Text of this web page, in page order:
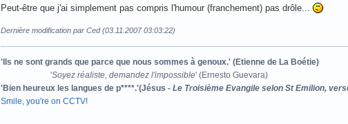
Peut-être que j'ai simplement pas compris l'humour (franchement) pas drôle...
Dernière modification par Ced (03.11.2007 03:03:22)
'Ils ne sont grands que parce que nous sommes à genoux.' (Etienne de La Boétie)
'Soyez réaliste, demandez l'impossible' (Ernesto Guevara)
'Bien heureux les langues de p****.'(Jésus - Le Troisième Evangile selon St Emilion,
Smile, you're on CCTV!